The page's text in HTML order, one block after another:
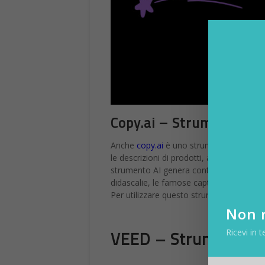
Copy.ai – Strumento
Anche copy.ai è uno strumento di
le descrizioni di prodotti, annunci
strumento AI genera contenuti unici e
didascalie, le famose caption, sui social
Per utilizzare questo strumento AI
VEED – Strumento
Non
Ricevi in